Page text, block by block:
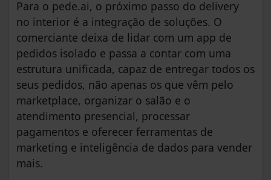
Para o pede.ai, o próximo passo do delivery
no interior é a integração de soluções. O
comerciante deixa de lidar com um app de
pedidos isolado e passa a contar com uma
estrutura unificada, capaz de entregar todos os
seus pedidos, não apenas os que vêm pelo
marketplace, organizar o salão e o
atendimento presencial, processar
pagamentos e oferecer ferramentas de
marketing e inteligência de dados para vender
mais.